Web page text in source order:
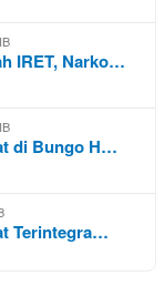
IRET, Narko…
di Bungo H…
Terintegra…